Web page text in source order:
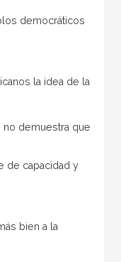
democráticos
la idea de la
demuestra que
de capacidad y
bien a la